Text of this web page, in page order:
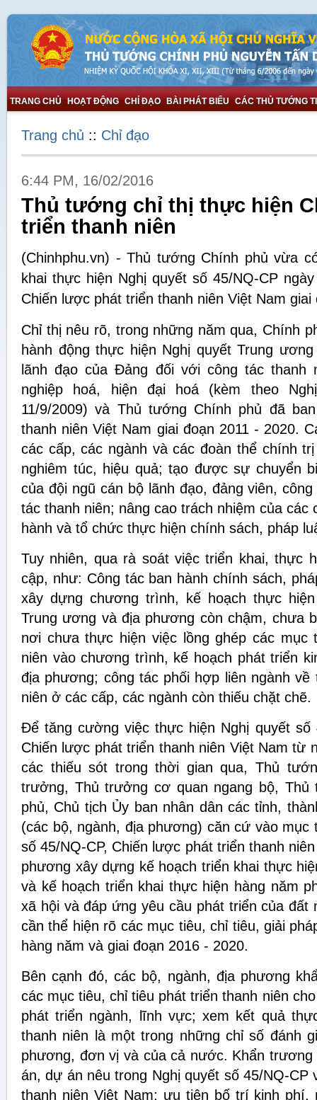
TRANG CHỦ HOẠT ĐỘNG CHỈ ĐẠO BÀI PHÁT BIỂU CÁC THỦ TƯỚNG
Trang chủ :: Chỉ đạo
6:44 PM, 16/02/2016
Thủ tướng chỉ thị thực hiện
triển thanh niên
(Chinhphu.vn) - Thủ tướng Chính phủ vừa
khai thực hiện Nghị quyết số 45/NQ-CP
Chiến lược phát triển thanh niên Việt Nam giai
Chỉ thị nêu rõ, trong những năm qua, Chính
hành động thực hiện Nghị quyết Trung
lãnh đạo của Đảng đối với công tác thanh
nghiệp hoá, hiện đại hoá (kèm theo
11/9/2009) và Thủ tướng Chính phủ đã
thanh niên Việt Nam giai đoạn 2011 - 2020.
các cấp, các ngành và các đoàn thể chính
nghiêm túc, hiệu quả; tạo được sự chuyển
của đội ngũ cán bộ lãnh đạo, đảng viên,
tác thanh niên; nâng cao trách nhiệm của các
hành và tổ chức thực hiện chính sách, pháp
Tuy nhiên, qua rà soát việc triển khai, thực
cập, như: Công tác ban hành chính sách,
xây dựng chương trình, kế hoạch thực
Trung ương và địa phương còn chậm, chưa
nơi chưa thực hiện việc lồng ghép các mục
niên vào chương trình, kế hoạch phát triển
địa phương; công tác phối hợp liên ngành về
niên ở các cấp, các ngành còn thiếu chặt chẽ.
Để tăng cường việc thực hiện Nghị quyết số
Chiến lược phát triển thanh niên Việt Nam từ
các thiếu sót trong thời gian qua, Thủ
trưởng, Thủ trưởng cơ quan ngang bộ, Thủ
phủ, Chủ tịch Ủy ban nhân dân các tỉnh,
(các bộ, ngành, địa phương) căn cứ vào mục
số 45/NQ-CP, Chiến lược phát triển thanh
phương xây dựng kế hoạch triển khai thực
và kế hoạch triển khai thực hiện hàng năm
xã hội và đáp ứng yêu cầu phát triển của
cần thể hiện rõ các mục tiêu, chỉ tiêu, giải
hàng năm và giai đoạn 2016 - 2020.
Bên cạnh đó, các bộ, ngành, địa phương
các mục tiêu, chỉ tiêu phát triển thanh niên
phát triển ngành, lĩnh vực; xem kết quả
thanh niên là một trong những chỉ số đánh
phương, đơn vị và của cả nước. Khẩn trương
án, dự án nêu trong Nghị quyết số 45/NQ-CP
thanh niên Việt Nam; ưu tiên bố trí kinh phí,